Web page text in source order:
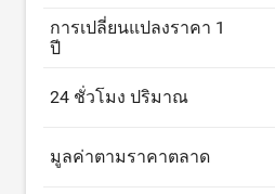
การเปลี่ยนแปลงราคา 1
ปี
24 ชั่วโมง ปริมาณ
มูลค่าตามราคาตลาด